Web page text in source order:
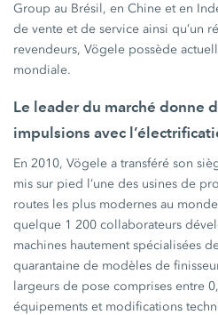
Group au Brésil, en Chine et en
de vente et de service ainsi qu’un
revendeurs, Vögele possède
mondiale.
Le leader du marché donne
impulsions avec
En 2010, Vögele a transféré son
mis sur pied l’une des usines de
routes les plus modernes au
quelque 1 200 collaborateurs
machines hautement spécialisées
quarantaine de modèles de
largeurs de pose comprises entre
équipements et modifications